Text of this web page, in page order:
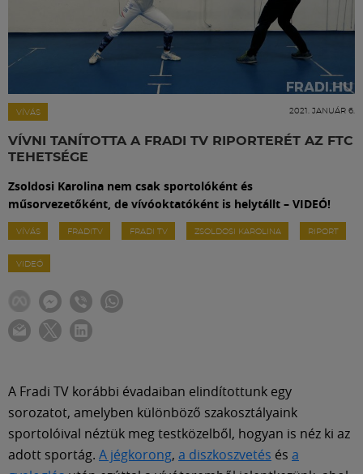
VÍVÁS 2021. JANUÁR 6.
VÍVNI TANÍTOTTA A FRADI TV RIPORTERÉT AZ FTC
TEHETSÉGE
Zsoldosi Karolina nem csak sportolóként és
műsorvezetőként, de vívóoktatóként is helytállt – VIDEÓ!
VÍVÁS FRADITV FRADI TV ZSOLDOSI KAROLINA RIPORT
VIDEÓ
A Fradi TV korábbi évadaiban elindítottunk egy
sorozatot, amelyben különböző szakosztályaink
sportolóival néztük meg testközelből, hogyan is néz ki az
adott sportág. A jégkorong, a diszkoszvetés és a
Labdarúgás
Meccscenter
Klub
Szolgáltatások
Közösség